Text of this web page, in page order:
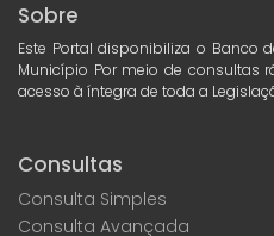
Sobre
Este Portal disponibiliza o Banco
Município Por meio de consultas
acesso à íntegra de toda a
Consultas
Consulta Simples
Consulta Avançada